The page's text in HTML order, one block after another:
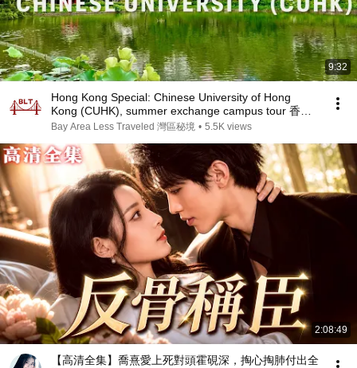
9:32
Hong Kong Special: Chinese University of Hong
Kong (CUHK), summer exchange campus tour 香港
中文大學校園導覽
Bay Area Less Traveled 灣區秘境 • 5.5K views
2:08:49
【高清全集】喬熹愛上死對頭霍硯深，掏心掏肺付出全